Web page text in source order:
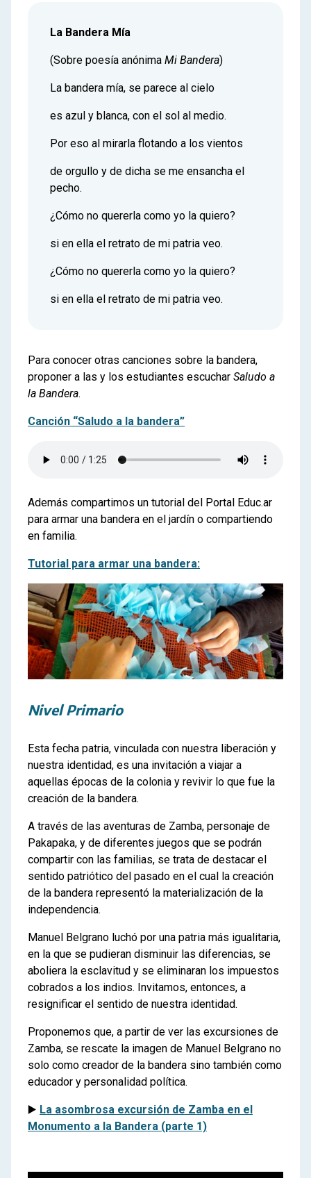
La Bandera Mía
(Sobre poesía anónima Mi Bandera)
La bandera mía, se parece al cielo
es azul y blanca, con el sol al medio.
Por eso al mirarla flotando a los vientos
de orgullo y de dicha se me ensancha el
pecho.
¿Cómo no quererla como yo la quiero?
si en ella el retrato de mi patria veo.
¿Cómo no quererla como yo la quiero?
si en ella el retrato de mi patria veo.
Para conocer otras canciones sobre la bandera,
proponer a las y los estudiantes escuchar Saludo a
la Bandera.
Canción “Saludo a la bandera”
Además compartimos un tutorial del Portal Educ.ar
para armar una bandera en el jardín o compartiendo
en familia.
Tutorial para armar una bandera:
Nivel Primario
Esta fecha patria, vinculada con nuestra liberación y
nuestra identidad, es una invitación a viajar a
aquellas épocas de la colonia y revivir lo que fue la
creación de la bandera.
A través de las aventuras de Zamba, personaje de
Pakapaka, y de diferentes juegos que se podrán
compartir con las familias, se trata de destacar el
sentido patriótico del pasado en el cual la creación
de la bandera representó la materialización de la
independencia.
Manuel Belgrano luchó por una patria más igualitaria,
en la que se pudieran disminuir las diferencias, se
aboliera la esclavitud y se eliminaran los impuestos
cobrados a los indios. Invitamos, entonces, a
resignificar el sentido de nuestra identidad.
Proponemos que, a partir de ver las excursiones de
Zamba, se rescate la imagen de Manuel Belgrano no
solo como creador de la bandera sino también como
educador y personalidad política.
▶️ La asombrosa excursión de Zamba en el
Monumento a la Bandera (parte 1)